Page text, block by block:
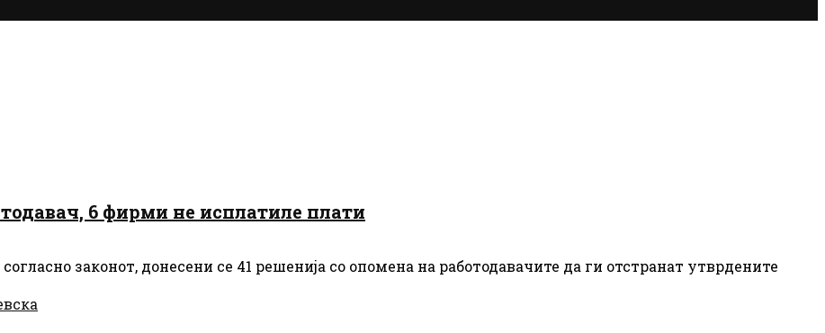
6 фирми не исплатиле плати
законот, донесени се 41 решенија со опомена на работодавачите да ги отстранат утврдените